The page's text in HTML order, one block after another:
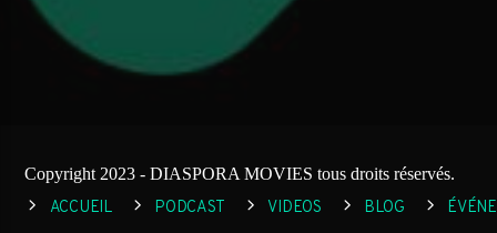
Copyright 2023 - DIASPORA MOVIES tous droits réservés.
ACCUEIL PODCAST VIDEOS BLOG